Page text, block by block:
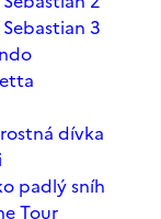
3
dívka
padlý sníh
Tour